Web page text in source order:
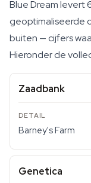
Blue Dream levert
geoptimaliseerde
buiten — cijfers
Hieronder de
Zaadbank
Barney's Farm
Genetica